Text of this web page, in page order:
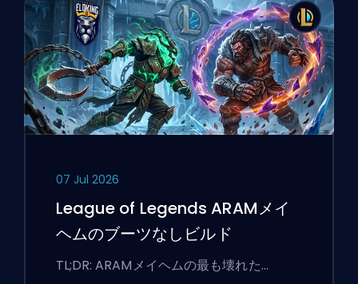
07 Jul 2026
League of Legends ARAMメイ
ヘムのブーツなしビルド
TL;DR: ARAMメイヘムの最も壊れた…